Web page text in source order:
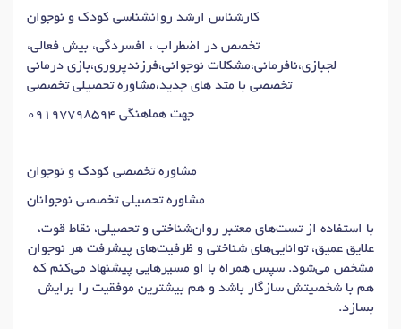
کارشناس ارشد روانشناسی کودک و نوجوان
تخصص در اضطراب ، افسردگی، بیش فعالی،
لجبازی،نافرمانی،مشکلات نوجوانی،فرزندپروری،بازی درمانی
تخصصی با متد های جدید،مشاوره تحصیلی تخصصی
جهت هماهنگی 09197798594
مشاوره تحصیلی تخصصی نوجوانان
با استفاده از تست‌های معتبر روان‌شناختی و تحصیلی، نقاط قوت،
علایق عمیق، توانایی‌های شناختی و ظرفیت‌های پیشرفت هر نوجوان
مشخص می‌شود. سپس همراه با او مسیرهایی پیشنهاد می‌کنم که
هم با شخصیتش سازگار باشد و هم بیشترین موفقیت را برایش
بسازد.